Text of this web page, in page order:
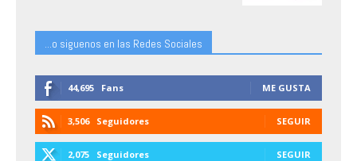
...o siguenos en las Redes Sociales
44,695 Fans ME GUSTA
3,506 Seguidores SEGUIR
2,075 Seguidores SEGUIR